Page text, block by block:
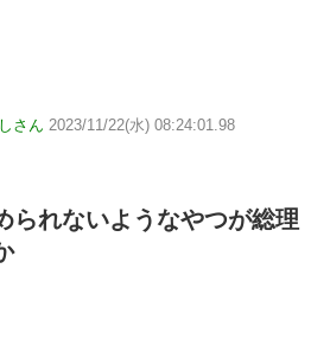
さん 2023/11/22(水) 08:24:01.98
られないようなやつが総理